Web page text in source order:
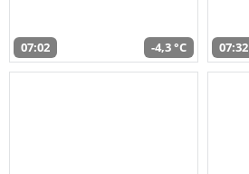
07:02 -4,3 °C 07:32